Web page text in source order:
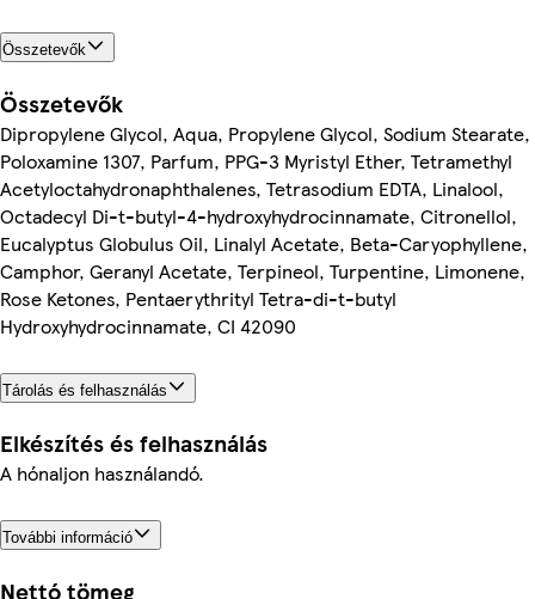
Összetevők
Összetevők
Dipropylene Glycol, Aqua, Propylene Glycol, Sodium Stearate,
Poloxamine 1307, Parfum, PPG-3 Myristyl Ether, Tetramethyl
Acetyloctahydronaphthalenes, Tetrasodium EDTA, Linalool,
Octadecyl Di-t-butyl-4-hydroxyhydrocinnamate, Citronellol,
Eucalyptus Globulus Oil, Linalyl Acetate, Beta-Caryophyllene,
Camphor, Geranyl Acetate, Terpineol, Turpentine, Limonene,
Rose Ketones, Pentaerythrityl Tetra-di-t-butyl
Hydroxyhydrocinnamate, CI 42090
Tárolás és felhasználás
Elkészítés és felhasználás
A hónaljon használandó.
További információ
Nettó tömeg